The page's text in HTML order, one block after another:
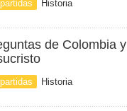
Historia
de Colombia y
Historia